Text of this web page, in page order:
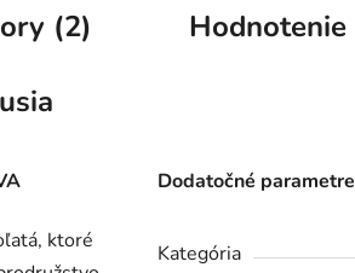
(2)
Hodnotenie
ktoré
Dodatočné parametre
Kategória